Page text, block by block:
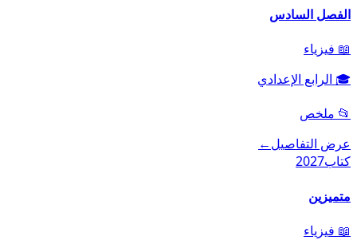
الفصل السادس
📖 فيزياء
🎓 الرابع الإعدادي
📂 ملخص
عرض التفاصيل←
كتاب2027
متميزين
📖 فيزياء